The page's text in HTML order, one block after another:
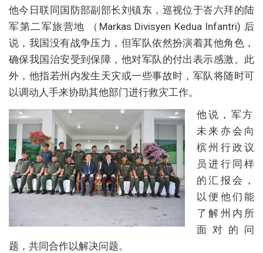
他今日联同国防部副部长刘镇东，巡视位于峇六拜的陆
军第二军旅营地 （Markas Divisyen Kedua Infantri) 后
说，我国没有战争压力，但军队依然扮演着其他角色，
确保我国治安受到保障，他对军队的付出表示感激。此
外，他指若州内发生天灾或一些事故时，军队将随时可
以调动人手来协助其他部门进行救灾工作。
他说，军方
未来亦会向
槟州行政议
员进行同样
的汇报会，
以便他们能
了解州内所
面对的问
题，共同合作以解决问题。